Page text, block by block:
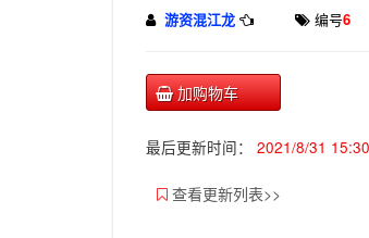
游资混江龙 编号6
加购物车
最后更新时间： 2021/8/31
查看更新列表>>